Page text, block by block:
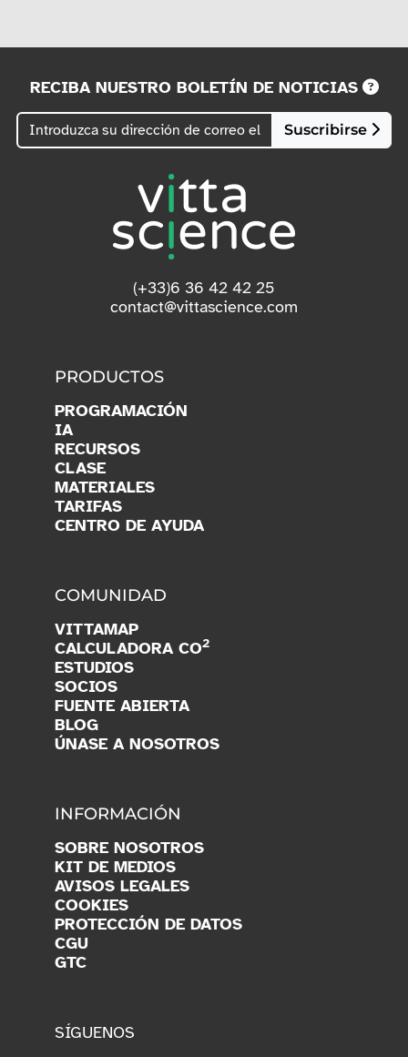
RECIBA NUESTRO BOLETÍN DE NOTICIAS
Suscribirse
(+33)6 36 42 42 25
contact@vittascience.com
PRODUCTOS
PROGRAMACIÓN
IA
RECURSOS
CLASE
MATERIALES
TARIFAS
CENTRO DE AYUDA
COMUNIDAD
VITTAMAP
CALCULADORA CO2
ESTUDIOS
SOCIOS
FUENTE ABIERTA
BLOG
ÚNASE A NOSOTROS
INFORMACIÓN
SOBRE NOSOTROS
KIT DE MEDIOS
AVISOS LEGALES
COOKIES
PROTECCIÓN DE DATOS
CGU
GTC
SÍGUENOS